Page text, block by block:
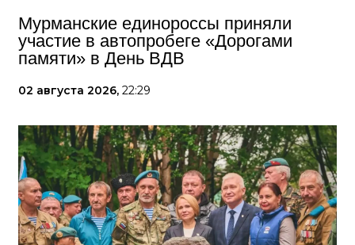
Мурманские единороссы приняли
участие в автопробеге «Дорогами
памяти» в День ВДВ
02 августа 2026, 22:29